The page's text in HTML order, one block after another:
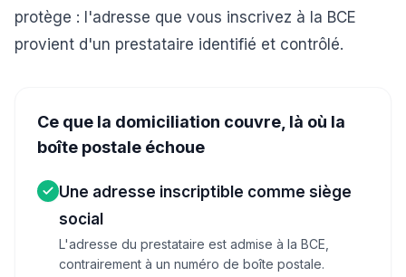
protège : l'adresse que vous inscrivez à la BCE
provient d'un prestataire identifié et contrôlé.
Ce que la domiciliation couvre, là où la
boîte postale échoue
Une adresse inscriptible comme siège
social
L'adresse du prestataire est admise à la BCE,
contrairement à un numéro de boîte postale.